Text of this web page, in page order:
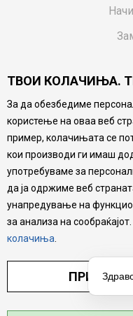
Настојуваме да
производите,
можеме да
комплетни и без
нашата понуда, но
ТВОИ КОЛАЧИЊА.
За да обезбедиме
користење на оваа веб
пример, колачињата се
кои производи ги имаш
употребуваме за
да ја одржиме веб
унапредување на
за анализа на
колачиња